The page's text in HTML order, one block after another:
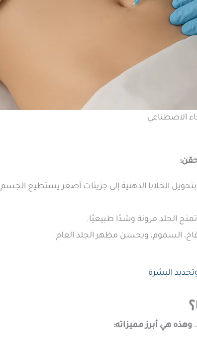
الاصطناعي
الخلايا الدهنية إلى جزيئات أصغر يستطيع الجسم
تمنح الجلد مرونة وشدًا طبيعيًا.
السموم، ويحسن مظهر الجلد العام.
البشرة
وهذه هي أبرز مميزاته: